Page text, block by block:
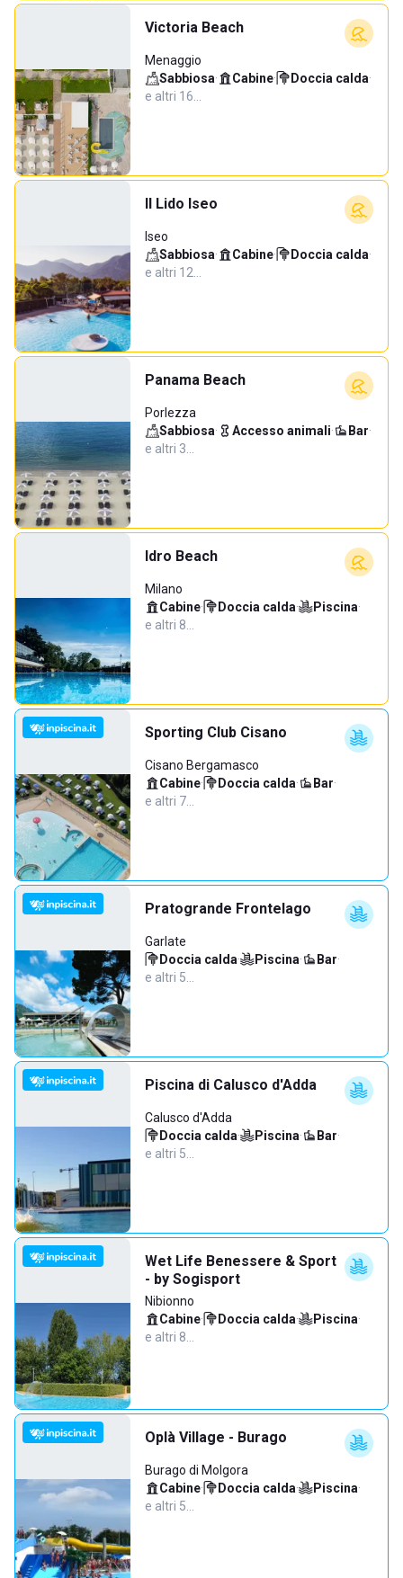
Victoria Beach
Menaggio
Sabbiosa· Cabine· Doccia calda·
e altri 16…
Il Lido Iseo
Iseo
Sabbiosa· Cabine· Doccia calda·
e altri 12…
Panama Beach
Porlezza
Sabbiosa· Accesso animali· Bar·
e altri 3…
Idro Beach
Milano
Cabine· Doccia calda· Piscina·
e altri 8…
Sporting Club Cisano
Cisano Bergamasco
Cabine· Doccia calda· Bar·
e altri 7…
Pratogrande Frontelago
Garlate
Doccia calda· Piscina· Bar·
e altri 5…
Piscina di Calusco d'Adda
Calusco d'Adda
Doccia calda· Piscina· Bar·
e altri 5…
Wet Life Benessere & Sport
- by Sogisport
Nibionno
Cabine· Doccia calda· Piscina·
e altri 8…
Oplà Village - Burago
Burago di Molgora
Cabine· Doccia calda· Piscina·
e altri 5…